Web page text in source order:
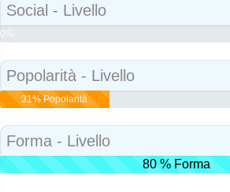
Social - Livello
0%
Popolarità - Livello
31% Popolarità
Forma - Livello
80 % Forma